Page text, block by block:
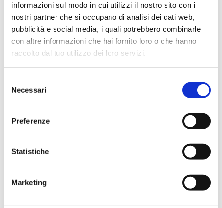
informazioni sul modo in cui utilizzi il nostro sito con i
nostri partner che si occupano di analisi dei dati web,
pubblicità e social media, i quali potrebbero combinarle
con altre informazioni che hai fornito loro o che hanno
raccolto dal tuo utilizzo dei loro servizi.
delNecessari
Preferenze
Statistiche
Marketing